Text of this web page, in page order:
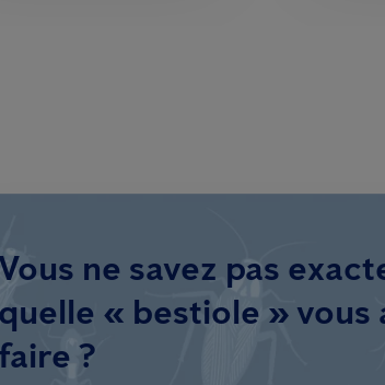
ne savez pas
quelle « bestiole » vous
faire ?